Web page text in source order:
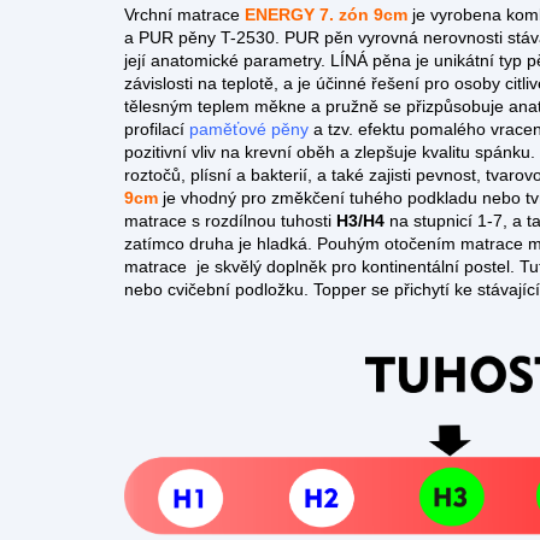
Vrchní matrace ENERGY 7. zón 9cm je vyrobena
a PUR pěny T-2530. PUR pěn vyrovná nerovnosti
její anatomické parametry. LÍNÁ pěna je unikátní typ
závislosti na teplotě, a je účinné řešení pro osoby
tělesným teplem měkne a pružně se přizpůsobuje
profilací paměťové pěny a tzv. efektu pomalého
pozitivní vliv na krevní oběh a zlepšuje kvalitu
roztočů, plísní a bakterií, a také zajisti pevnost,
9cm je vhodný pro změkčení tuhého podkladu nebo
matrace s rozdílnou tuhosti H3/H4 na stupnicí 1-7, a
zatímco druha je hladká. Pouhým otočením matrace
matrace je skvělý doplněk pro kontinentální postel.
nebo cvičební podložku. Topper se přichytí ke